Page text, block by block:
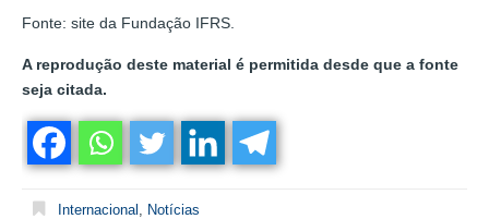
Fonte: site da Fundação IFRS.
A reprodução deste material é permitida desde que a fonte
seja citada.
Internacional
Notícias